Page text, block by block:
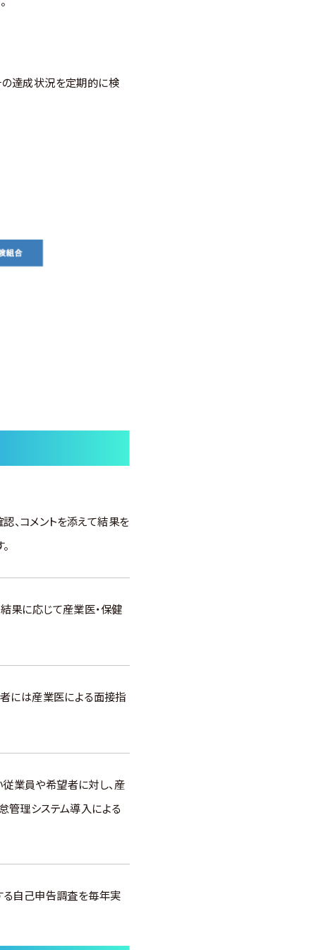
の達成状況を定期的に検
、コメントを添えて結果を
果に応じて産業医・保健
には産業医による面接指
業員や希望者に対し、産
管理システム導入による
る自己申告調査を毎年実